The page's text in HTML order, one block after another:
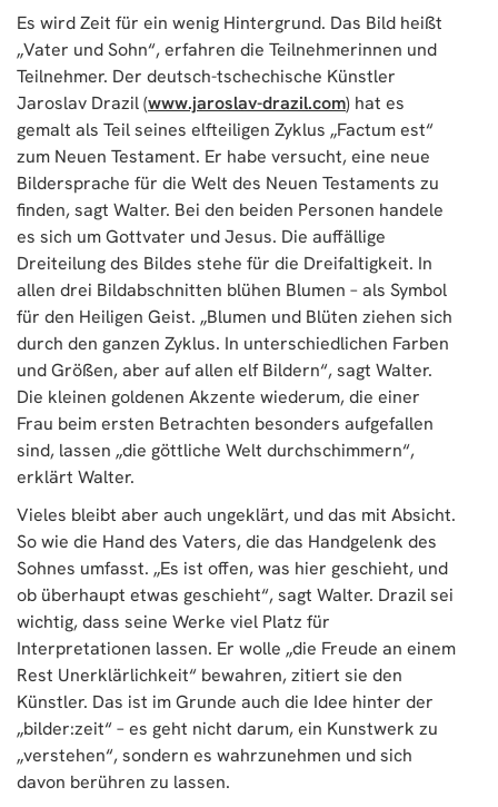
Es wird Zeit für ein wenig Hintergrund. Das Bild heißt
„Vater und Sohn“, erfahren die Teilnehmerinnen und
Teilnehmer. Der deutsch-tschechische Künstler
Jaroslav Drazil (www.jaroslav-drazil.com) hat es
gemalt als Teil seines elfteiligen Zyklus „Factum est“
zum Neuen Testament. Er habe versucht, eine neue
Bildersprache für die Welt des Neuen Testaments zu
finden, sagt Walter. Bei den beiden Personen handele
es sich um Gottvater und Jesus. Die auffällige
Dreiteilung des Bildes stehe für die Dreifaltigkeit. In
allen drei Bildabschnitten blühen Blumen – als Symbol
für den Heiligen Geist. „Blumen und Blüten ziehen sich
durch den ganzen Zyklus. In unterschiedlichen Farben
und Größen, aber auf allen elf Bildern“, sagt Walter.
Die kleinen goldenen Akzente wiederum, die einer
Frau beim ersten Betrachten besonders aufgefallen
sind, lassen „die göttliche Welt durchschimmern“,
erklärt Walter.
Vieles bleibt aber auch ungeklärt, und das mit Absicht.
So wie die Hand des Vaters, die das Handgelenk des
Sohnes umfasst. „Es ist offen, was hier geschieht, und
ob überhaupt etwas geschieht“, sagt Walter. Drazil sei
wichtig, dass seine Werke viel Platz für
Interpretationen lassen. Er wolle „die Freude an einem
Rest Unerklärlichkeit“ bewahren, zitiert sie den
Künstler. Das ist im Grunde auch die Idee hinter der
„bilder:zeit“ – es geht nicht darum, ein Kunstwerk zu
„verstehen“, sondern es wahrzunehmen und sich
davon berühren zu lassen.